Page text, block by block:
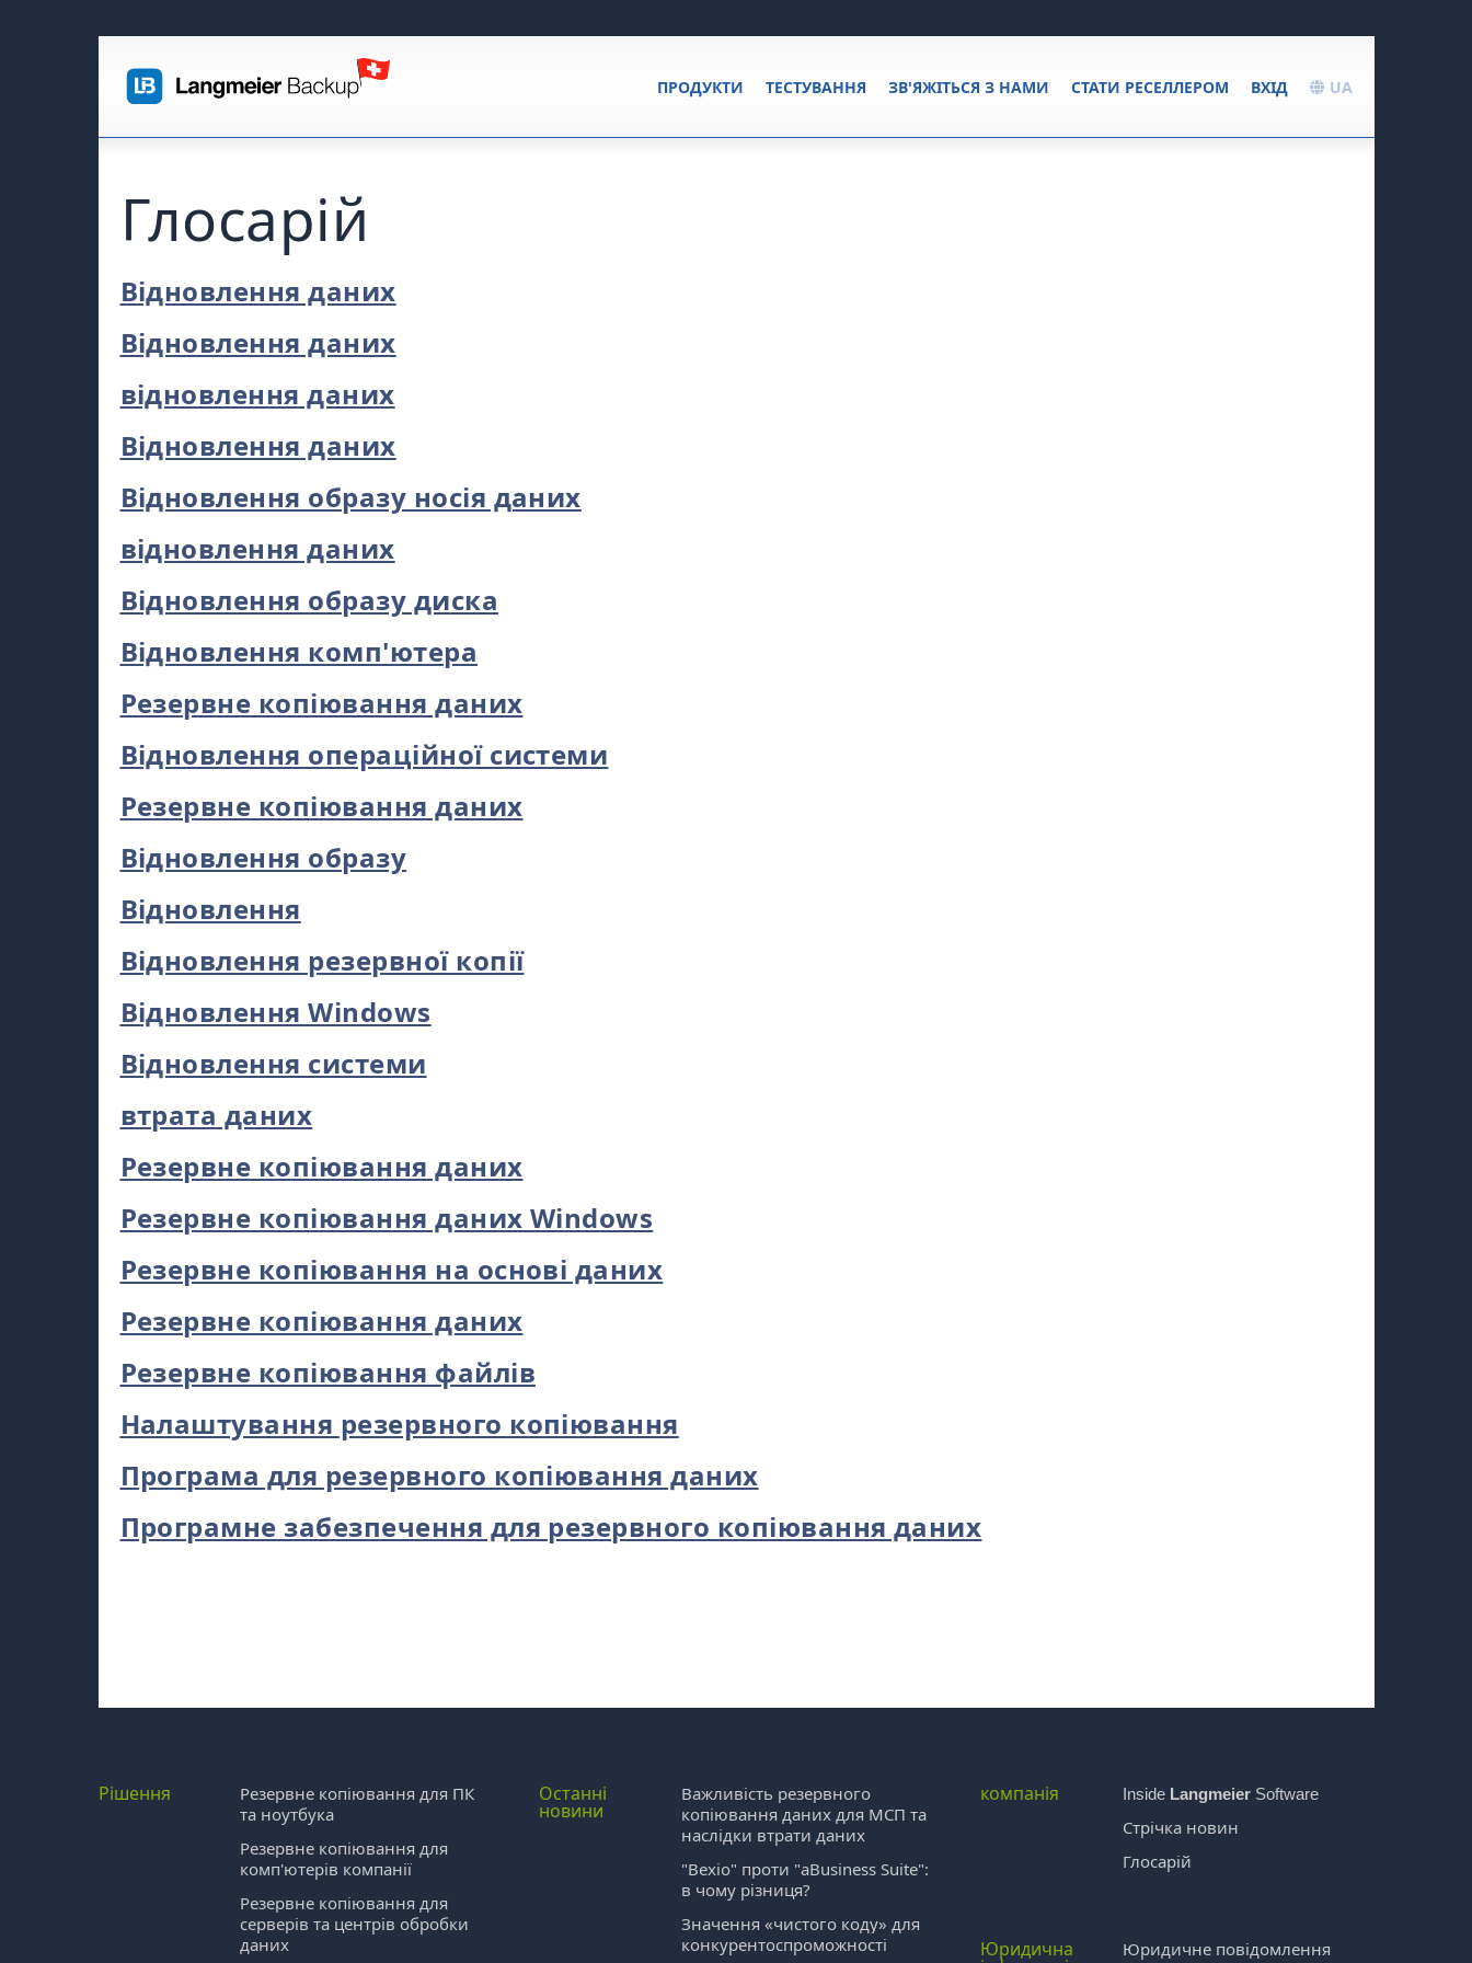
UA
ВХІД
СТАТИ РЕСЕЛЛЕРОМ
ЗВ'ЯЖІТЬСЯ З НАМИ
ТЕСТУВАННЯ
ПРОДУКТИ
Глосарій
Відновлення даних
Відновлення даних
відновлення даних
Відновлення даних
Відновлення образу носія даних
відновлення даних
Відновлення образу диска
Відновлення комп'ютера
Резервне копіювання даних
Відновлення операційної системи
Резервне копіювання даних
Відновлення образу
Відновлення
Відновлення резервної копії
Відновлення Windows
Відновлення системи
втрата даних
Резервне копіювання даних
Резервне копіювання даних Windows
Резервне копіювання на основі даних
Резервне копіювання даних
Резервне копіювання файлів
Налаштування резервного копіювання
Програма для резервного копіювання даних
Програмне забезпечення для резервного копіювання даних
Рішення
Резервне копіювання для ПК
та ноутбука
Резервне копіювання для
комп'ютерів компанії
Резервне копіювання для
серверів та центрів обробки
даних
Останні
новини
Важливість резервного
копіювання даних для МСП та
наслідки втрати даних
"Bexio" проти "aBusiness Suite":
в чому різниця?
Значення «чистого коду» для
конкурентоспроможності
компанія Inside LangmeierSoftware
Стрічка новин
Глосарій
Юридична Юридичне повідомлення